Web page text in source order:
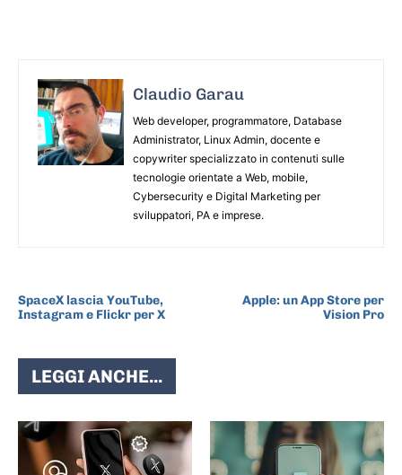
Claudio Garau
Web developer, programmatore, Database
Administrator, Linux Admin, docente e
copywriter specializzato in contenuti sulle
tecnologie orientate a Web, mobile,
Cybersecurity e Digital Marketing per
sviluppatori, PA e imprese.
SpaceX lascia YouTube,
Instagram e Flickr per X
Apple: un App Store per
Vision Pro
LEGGI ANCHE...